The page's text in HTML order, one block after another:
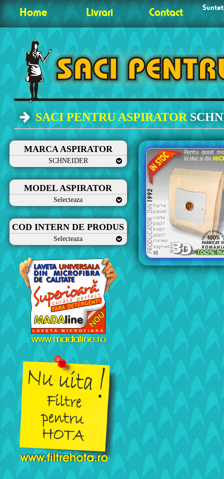
Home Livrari Contact
SACI PENTRU ASPIRATOR
MARCA ASPIRATOR
SCHNEIDER
MODEL ASPIRATOR
Selecteaza
COD INTERN DE PRODUS
Selecteaza